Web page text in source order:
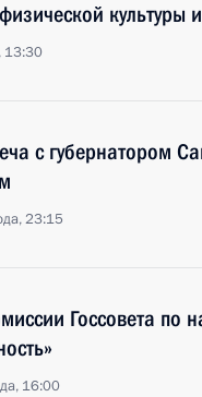
культуры
13:30
с губернатором
23:15
Госсовета по
16:00